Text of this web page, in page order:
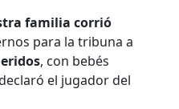
familia corrió
para la tribuna a
, con bebés
el jugador del